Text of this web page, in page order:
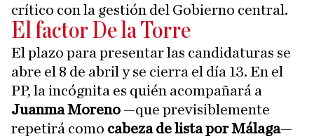
crítico con la gestión del Gobierno central.
El factor De la Torre
El plazo para presentar las candidaturas se
abre el 8 de abril y se cierra el día 13. En el
PP, la incógnita es quién acompañará a
Juanma Moreno —que previsiblemente
repetirá como cabeza de lista por Málaga—